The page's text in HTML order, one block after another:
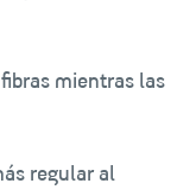
mientras las
regular al